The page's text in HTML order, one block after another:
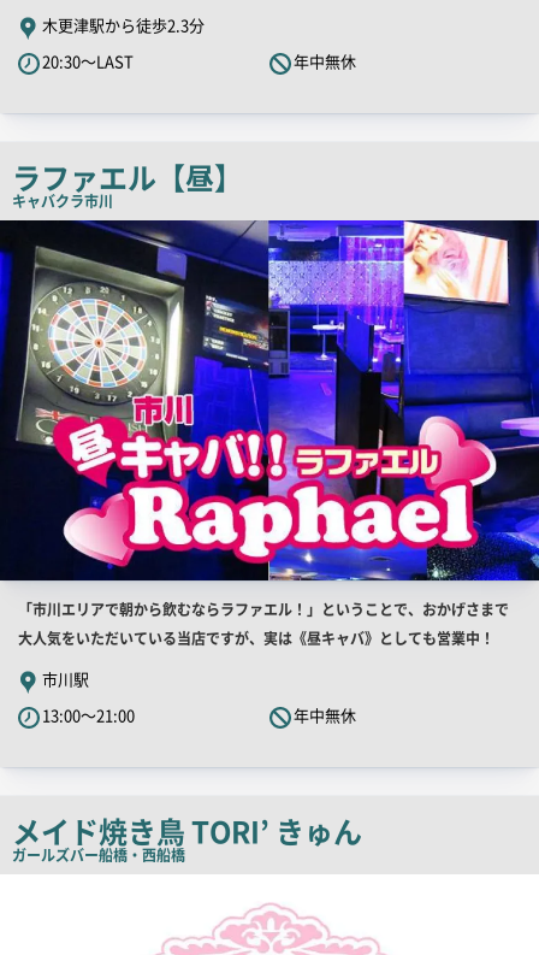
PR
キ
ャ
ピ
ー
木更津駅から徒歩2.3分
20:30～LAST
年中無休
ラファエル【昼】
キャバクラ市川
店
舗
PR
画
像
店
舗
PR
キ
ャ
ピ
ー
「市川エリアで朝から飲むならラファエル！」ということで、おかげさまで
大人気をいただいている当店ですが、実は《昼キャバ》としても営業中！
市川駅
13:00～21:00
年中無休
メイド焼き鳥 TORI’ きゅん
ガールズバー船橋・西船橋
店